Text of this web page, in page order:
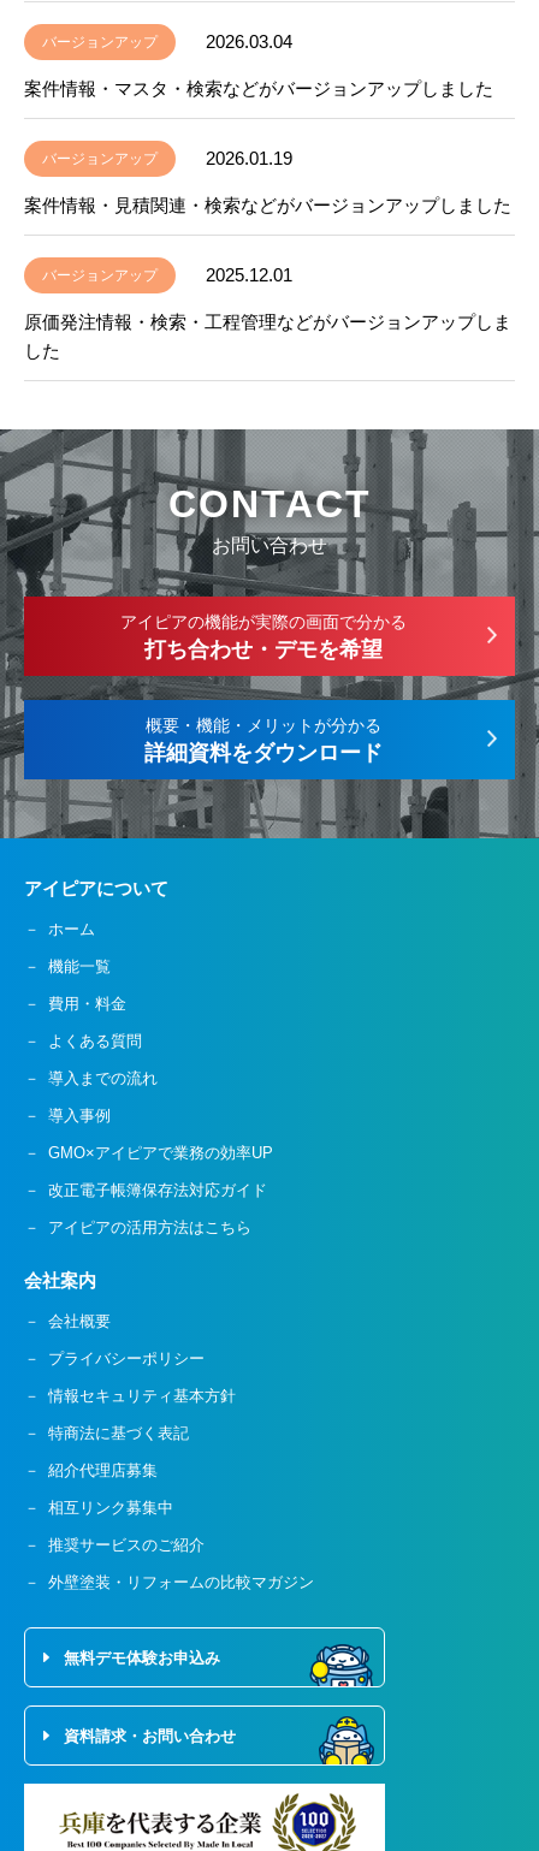
バージョンアップ 2026.03.04
案件情報・マスタ・検索などがバージョンアップしました
バージョンアップ 2026.01.19
案件情報・見積関連・検索などがバージョンアップしました
バージョンアップ 2025.12.01
原価発注情報・検索・工程管理などがバージョンアップしま
した
CONTACT
お問い合わせ
アイピアの機能が実際の画面で分かる
打ち合わせ・デモを希望
概要・機能・メリットが分かる
詳細資料をダウンロード
アイピアについて
ホーム
機能一覧
費用・料金
よくある質問
導入までの流れ
導入事例
GMO×アイピアで業務の効率UP
改正電子帳簿保存法対応ガイド
アイピアの活用方法はこちら
会社案内
会社概要
プライバシーポリシー
情報セキュリティ基本方針
特商法に基づく表記
紹介代理店募集
相互リンク募集中
推奨サービスのご紹介
外壁塗装・リフォームの比較マガジン
無料デモ体験お申込み
資料請求・お問い合わせ